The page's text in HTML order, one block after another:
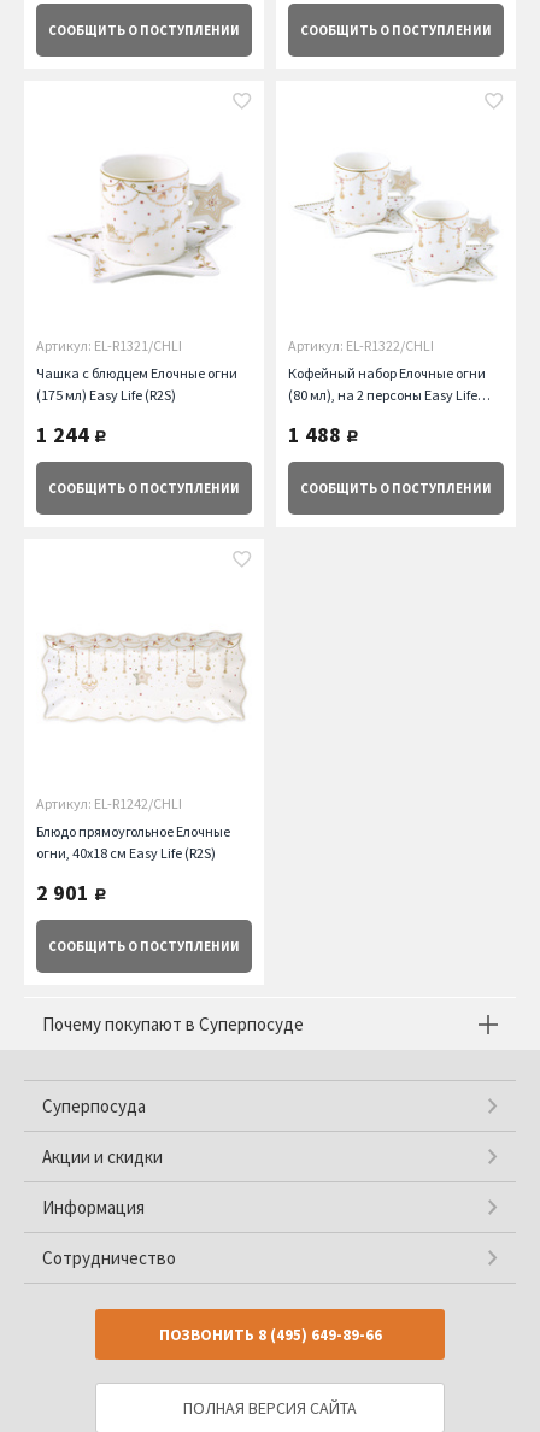
СООБЩИТЬ О ПОСТУПЛЕНИИ СООБЩИТЬ О ПОСТУПЛЕНИИ
Артикул: EL-R1321/CHLI
Чашка с блюдцем Елочные огни
(175 мл) Easy Life (R2S)
1 244 руб.
СООБЩИТЬ О ПОСТУПЛЕНИИ
Артикул: EL-R1322/CHLI
Кофейный набор Елочные огни
(80 мл), на 2 персоны Easy Life
1 488 руб.
СООБЩИТЬ О ПОСТУПЛЕНИИ
Артикул: EL-R1242/CHLI
Блюдо прямоугольное Елочные
огни, 40х18 см Easy Life (R2S)
2 901 руб.
СООБЩИТЬ О ПОСТУПЛЕНИИ
Почему покупают в Суперпосуде
Суперпосуда
Акции и скидки
Информация
Сотрудничество
ПОЗВОНИТЬ 8 (495) 649-89-66
ПОЛНАЯ ВЕРСИЯ САЙТА